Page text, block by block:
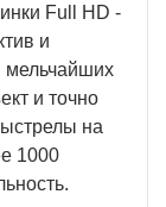
Full HD -
и
мельчайших
и точно
на
1000